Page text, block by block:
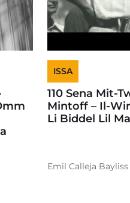
ISSA
110 Sena Mit-
Mintoff – Il-
Li Biddel Lil
Emil Calleja Bayliss